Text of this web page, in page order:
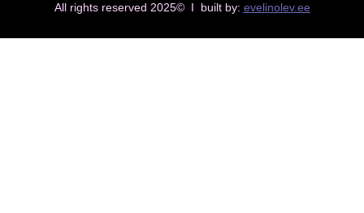
All rights reserved 2025© I built by: evelinolev.ee